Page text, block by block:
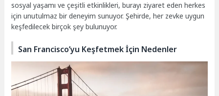
sosyal yaşamı ve çeşitli etkinlikleri, burayı ziyaret eden herkes
için unutulmaz bir deneyim sunuyor. Şehirde, her zevke uygun
keşfedilecek birçok şey bulunuyor.
San Francisco’yu Keşfetmek İçin Nedenler